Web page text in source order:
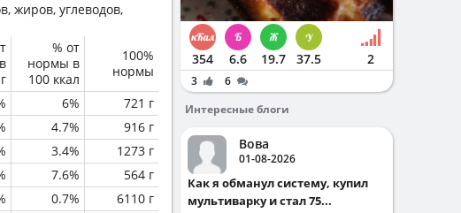
жиров, углеводов,
% от
нормы в
100 ккал
100%
нормы
6%
721 г
4.7%
916 г
3.4%
1273 г
7.6%
564 г
0.7%
6110 г
354 6.6 19.7 37.5 2
3
6
Интересные блоги
Вова
01-08-2026
Как я обманул систему, купил
мультиварку и стал 75...